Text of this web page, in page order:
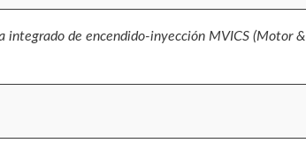
integrado de encendido-inyección MVICS (Motor &